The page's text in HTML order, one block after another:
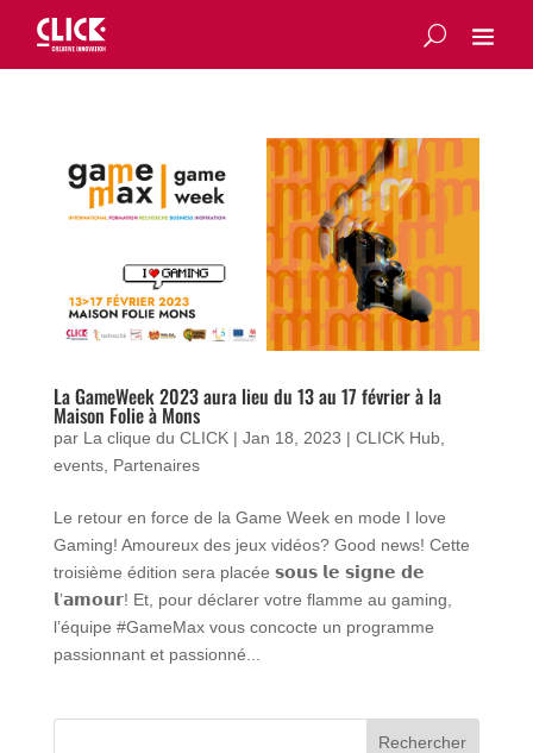
La GameWeek 2023 aura lieu du 13 au 17 février à la
Maison Folie à Mons
par La clique du CLICK| Jan 18, 2023 | CLICK Hub,
events, Partenaires
Le retour en force de la Game Week en mode I love
Gaming! Amoureux des jeux vidéos? Good news! Cette
troisième édition sera placée 𝘀𝗼𝘂𝘀 𝗹𝗲 𝘀𝗶𝗴𝗻𝗲 𝗱𝗲
𝗹’𝗮𝗺𝗼𝘂𝗿! Et, pour déclarer votre flamme au gaming,
l’équipe #GameMax vous concocte un programme
passionnant et passionné...